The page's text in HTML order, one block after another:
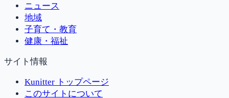
ニュース
地域
子育て・教育
健康・福祉
サイト情報
Kunitter トップページ
このサイトについて